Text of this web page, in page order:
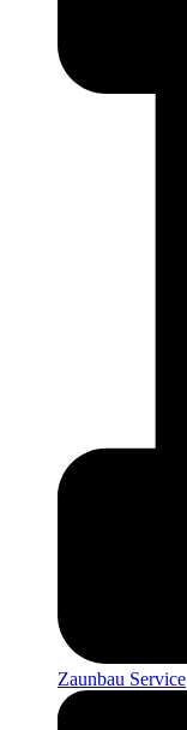
Zaunbau Service